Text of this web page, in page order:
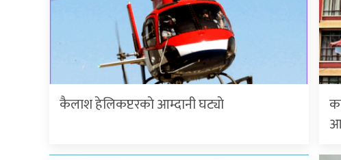
कैलाश हेलिकप्टरकाे आम्दानी घट्याे